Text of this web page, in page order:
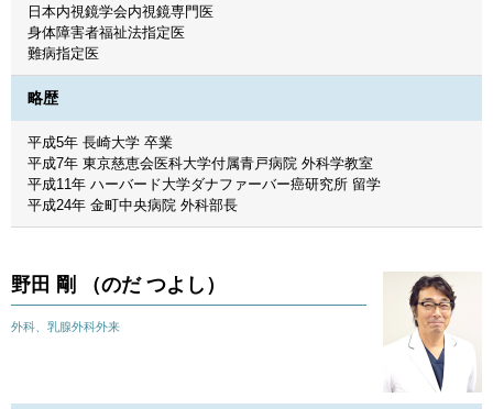
日本内視鏡学会内視鏡専門医
身体障害者福祉法指定医
難病指定医
略歴
平成5年 長崎大学 卒業
平成7年 東京慈恵会医科大学付属青戸病院 外科学教室
平成11年 ハーバード大学ダナファーバー癌研究所 留学
平成24年 金町中央病院 外科部長
野田 剛 （のだ つよし）
外科、乳腺外科外来